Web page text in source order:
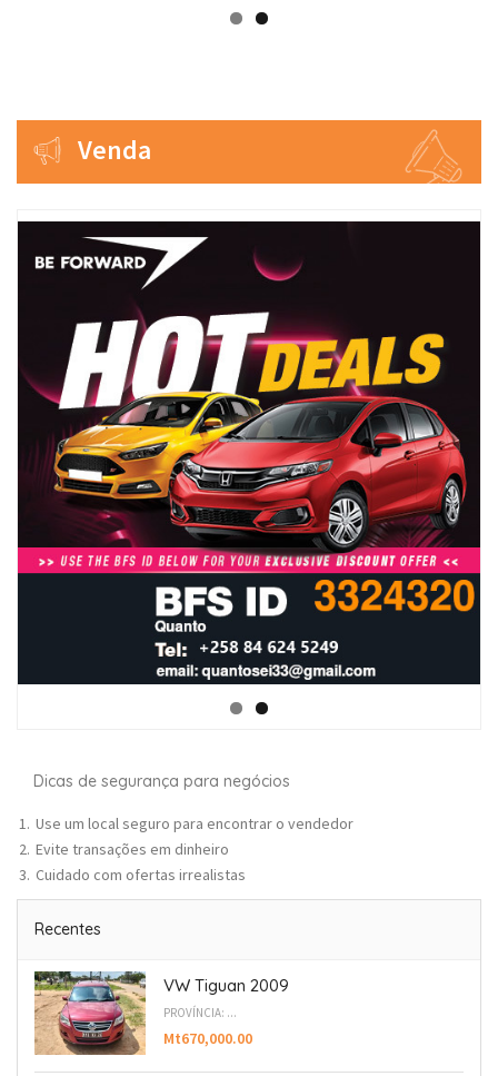
Venda
Dicas de segurança para negócios
Use um local seguro para encontrar o vendedor
Evite transações em dinheiro
Cuidado com ofertas irrealistas
Recentes
VW Tiguan 2009
PROVÍNCIA: ...
Mt670,000.00